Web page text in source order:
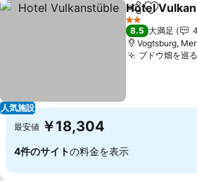
人気施設
シェアお気に入
Hotel
2 ホテルのランク
8.5 大満足
Vogtsburg,
ブドウ畑を巡
最安値 ￥18,304
4件のサイトの料金を表示